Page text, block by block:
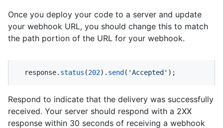
Once you deploy your code to a server and update
your webhook URL, you should change this to match
the path portion of the URL for your webhook.
  response.
status (202). send( 'Accepted' );
Respond to indicate that the delivery was successfully
received. Your server should respond with a 2XX
response within 30 seconds of receiving a webhook